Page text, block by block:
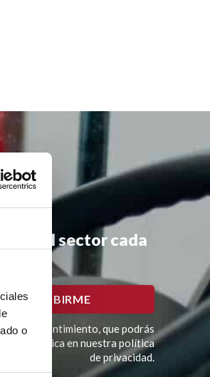
o
del sector cada
tu consentimiento, que podrás
se explica en nuestra política
de privacidad.